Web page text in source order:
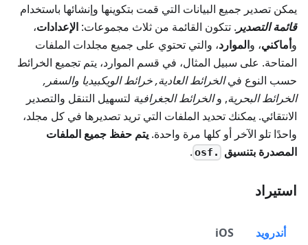
يمكن تصدير جميع البيانات التي قمت بتكوينها وإنشائها باستخدام
قائمة التصدير . تتكون القائمة من ثلاث مجموعات: الإعدادات،
وأماكني، والموارد، والتي تحتوي على جميع مجلدات الملفات
المتاحة. على سبيل المثال، في قسم الموارد، يتم تجميع الخرائط
حسب النوع فيالخرائط العادية,خرائط الويكبيديا والسفر ,
الخرائط البحرية, والخرائط الجغرافية لتسهيل التنقل والتصدير
الانتقائي. يمكنك تحديد الملفات التي تريد تصديرها في كل مجلد،
واحدًا تلو الآخر أو كلها مرة واحدة. يتم حفظ جميع الملفات
المصدرة بتنسيق
.osf
.
استيراد
أندرويد iOS